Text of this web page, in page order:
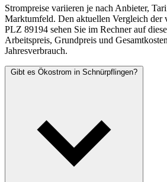
Strompreise variieren je nach Anbieter,
Marktumfeld. Den aktuellen Vergleich der
PLZ 89194 sehen Sie im Rechner auf
Arbeitspreis, Grundpreis und
Jahresverbrauch.
Gibt es Ökostrom in Schnürpflingen?